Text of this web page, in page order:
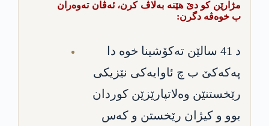
مژارێن كو دێ هێنه‌ به‌لاڤ كرن، ئه‌ڤان ته‌وه‌ران
ب خوه‌ڤه‌ دگرن:
د 41 سالێن ته‌كۆشینا خوه‌ دا‌
په‌كه‌كێ ب چ ئاوایه‌كی نێزیكی
رێخستنێن وه‌لاتپارێزێن كوردان
بوو و كیژان رێخستن و كه‌س